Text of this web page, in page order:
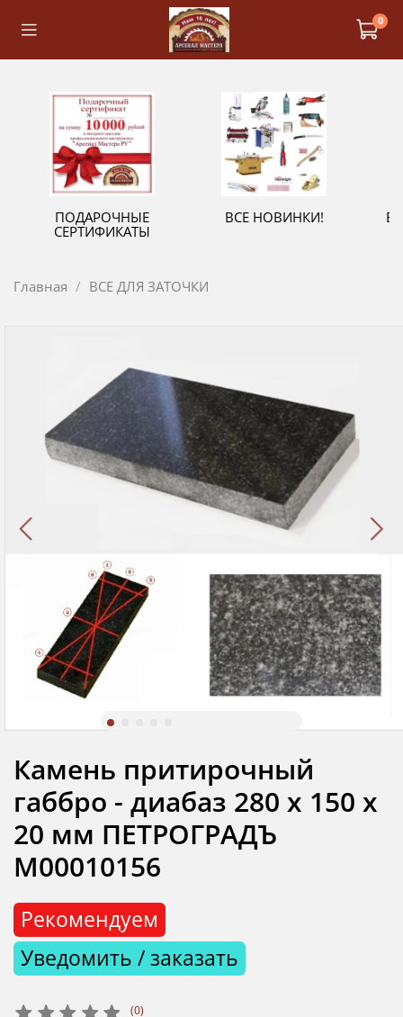
0
ПОДАРОЧНЫЕ
СЕРТИФИКАТЫ
ВСЕ НОВИНКИ!
Главная ВСЕ ДЛЯ ЗАТОЧКИ
(0)
Рекомендуем
Уведомить / заказать
Камень притирочный
габбро - диабаз 280 х 150 х
20 мм ПЕТРОГРАДЪ
М00010156